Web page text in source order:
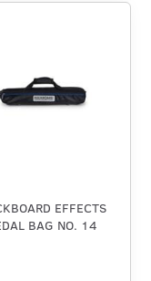
EFFECTS
BAG NO. 14